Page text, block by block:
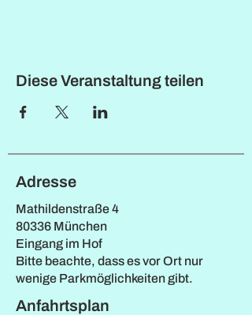
Diese Veranstaltung teilen
Adresse
Mathildenstraße 4
80336 München
Eingang im Hof
Bitte beachte, dass es vor Ort nur
wenige Parkmöglichkeiten gibt.
Anfahrtsplan